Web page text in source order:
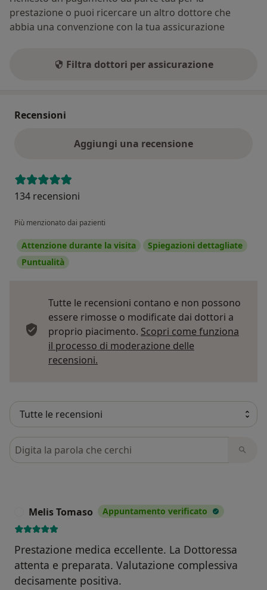
prestazione o puoi ricercare un altro dottore che
abbia una convenzione con la tua assicurazione
Filtra dottori per assicurazione
Recensioni
Aggiungi una recensione
134 recensioni
Più menzionato dai pazienti
Attenzione durante la visita
Spiegazioni dettagliate
Puntualità
Tutte le recensioni contano e non possono
essere rimosse o modificate dai dottori a
proprio piacimento. Scopri come funziona
il processo di moderazione delle
recensioni.
Cerca nelle recensioni
Melis Tomaso Appuntamento verificato
Prestazione medica eccellente. La Dottoressa
attenta e preparata. Valutazione complessiva
decisamente positiva.